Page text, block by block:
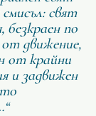
свят
по
движение,
от крайни
и задвижен